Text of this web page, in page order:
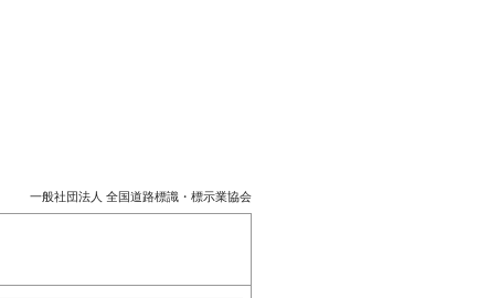
一般社団法人 全国道路標識・標示業協会